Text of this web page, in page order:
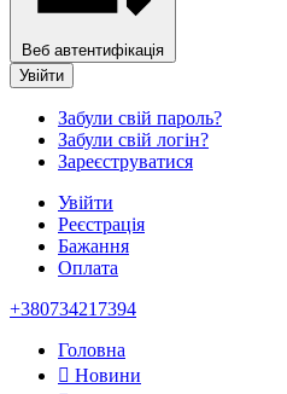
Веб автентифікація
Увійти
Забули свій пароль?
Забули свій логін?
Зареєструватися
Увійти
Реєстрація
Бажання
Оплата
+380734217394
Головна
Новини